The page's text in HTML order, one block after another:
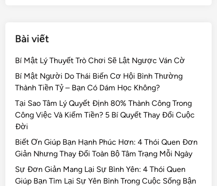
Bài viết
Bí Mật Lý Thuyết Trò Chơi Sẽ Lật Ngược Ván Cờ
Bí Mật Người Do Thái Biến Cơ Hội Bình Thường
Thành Tiền Tỷ – Bạn Có Dám Học Không?
Tại Sao Tâm Lý Quyết Định 80% Thành Công Trong
Công Việc Và Kiếm Tiền? 5 Bí Quyết Thay Đổi Cuộc
Đời
Biết Ơn Giúp Bạn Hạnh Phúc Hơn: 4 Thói Quen Đơn
Giản Nhưng Thay Đổi Toàn Bộ Tâm Trạng Mỗi Ngày
Sự Đơn Giản Mang Lại Sự Bình Yên: 4 Thói Quen
Giúp Bạn Tìm Lại Sự Yên Bình Trong Cuộc Sống Bận